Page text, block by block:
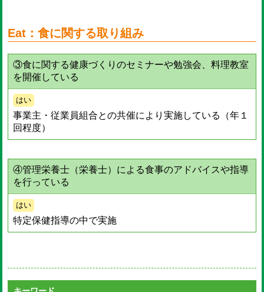
Eat：食に関する取り組み
③食に関する健康づくりのセミナーや勉強会、料理教室
を開催している
はい
事業主・従業員組合との共催により実施している（年１
回程度）
④管理栄養士（栄養士）による食事のアドバイスや指導
を行っている
はい
特定保健指導の中で実施